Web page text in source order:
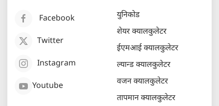
Facebook
Twitter
Instagram
Youtube
युनिकोड
शेयर क्यालकुलेटर
ईएमआई क्यालकुलेटर
ल्यान्ड क्यालकुलेटर
वजन क्यालकुलेटर
तापमान क्यालकुलेटर